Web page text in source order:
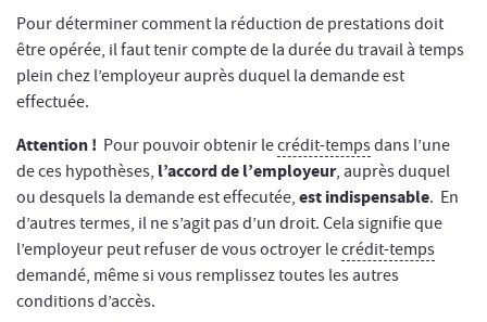
Pour déterminer comment la réduction de prestations doit
être opérée, il faut tenir compte de la durée du travail à temps
plein chez l’employeur auprès duquel la demande est
effectuée.
Attention ! Pour pouvoir obtenir lecrédit-tempsdans l’une
de ces hypothèses, l’accord de l’employeur, auprès duquel
ou desquels la demande est effecutée, est indispensable. En
d’autres termes, il ne s’agit pas d’un droit. Cela signifie que
l’employeur peut refuser de vous octroyer lecrédit-temps
demandé, même si vous remplissez toutes les autres
conditions d’accès.